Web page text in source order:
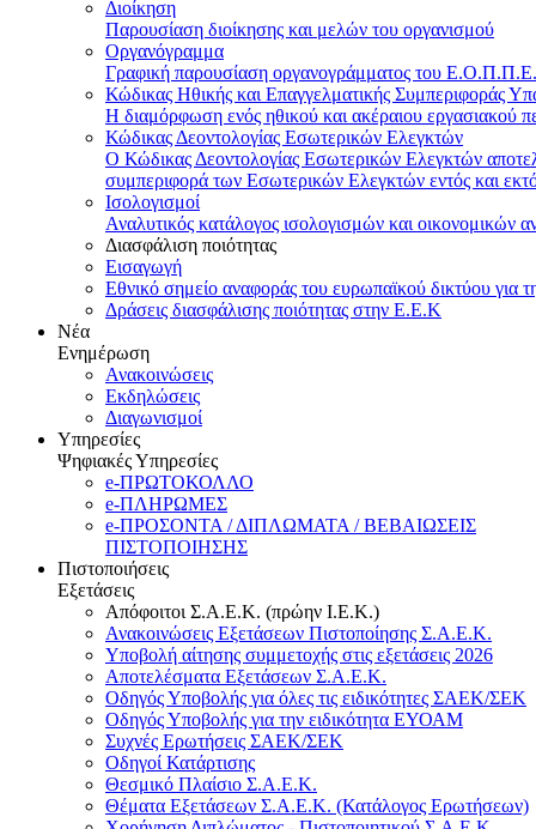
Διοίκηση
Παρουσίαση διοίκησης και μελών του οργανισμού
Οργανόγραμμα
Γραφική παρουσίαση οργανογράμματος του
Κώδικας Ηθικής και Επαγγελματικής Συμπεριφοράς
Η διαμόρφωση ενός ηθικού και ακέραιου εργασιακού
Κώδικας Δεοντολογίας Εσωτερικών Ελεγκτών
Ο Κώδικας Δεοντολογίας Εσωτερικών Ελεγκτών
συμπεριφορά των Εσωτερικών Ελεγκτών εντός και
Ισολογισμοί
Αναλυτικός κατάλογος ισολογισμών και οικονομικών
Διασφάλιση ποιότητας
Εισαγωγή
Εθνικό σημείο αναφοράς του ευρωπαϊκού δικτύου για
Δράσεις διασφάλισης ποιότητας στην Ε.Ε.Κ
Νέα
Ενημέρωση
Ανακοινώσεις
Εκδηλώσεις
Διαγωνισμοί
Υπηρεσίες
Ψηφιακές Υπηρεσίες
e-ΠΡΩΤΟΚΟΛΛΟ
e-ΠΛΗΡΩΜΕΣ
e-ΠΡΟΣΟΝΤΑ / ΔΙΠΛΩΜΑΤΑ / ΒΕΒΑΙΩΣΕΙΣ
ΠΙΣΤΟΠΟΙΗΣΗΣ
Πιστοποιήσεις
Εξετάσεις
Απόφοιτοι Σ.Α.Ε.Κ. (πρώην Ι.Ε.Κ.)
Ανακοινώσεις Εξετάσεων Πιστοποίησης Σ.Α.Ε.Κ.
Υποβολή αίτησης συμμετοχής στις εξετάσεις 2026
Αποτελέσματα Εξετάσεων Σ.Α.Ε.Κ.
Οδηγός Υποβολής για όλες τις ειδικότητες ΣΑΕΚ/ΣΕΚ
Οδηγός Υποβολής για την ειδικότητα ΕΥΟΑΜ
Συχνές Ερωτήσεις ΣΑΕΚ/ΣΕΚ
Οδηγοί Κατάρτισης
Θεσμικό Πλαίσιο Σ.Α.Ε.Κ.
Θέματα Εξετάσεων Σ.Α.Ε.Κ. (Κατάλογος Ερωτήσεων)